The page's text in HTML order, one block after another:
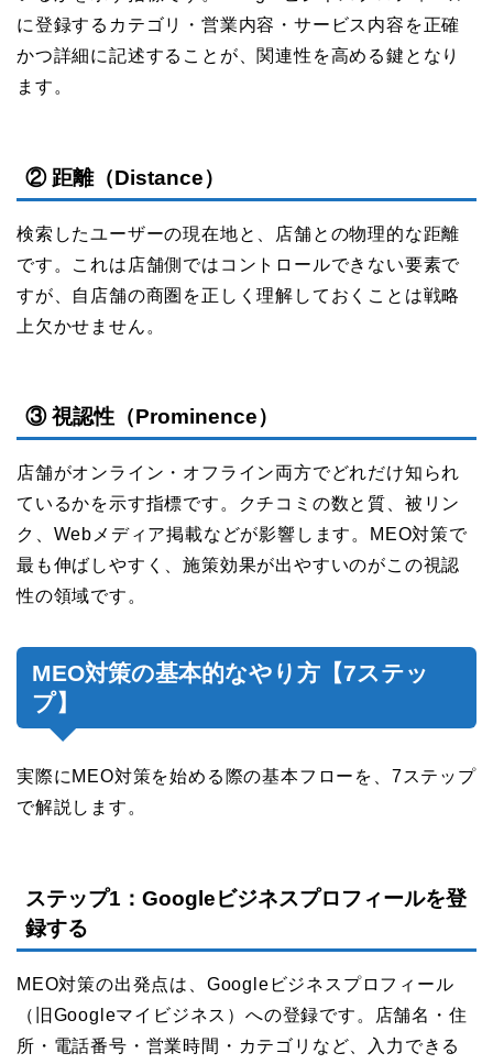
に登録するカテゴリ・営業内容・サービス内容を正確
かつ詳細に記述することが、関連性を高める鍵となり
ます。
② 距離（Distance）
検索したユーザーの現在地と、店舗との物理的な距離
です。これは店舗側ではコントロールできない要素で
すが、自店舗の商圏を正しく理解しておくことは戦略
上欠かせません。
③ 視認性（Prominence）
店舗がオンライン・オフライン両方でどれだけ知られ
ているかを示す指標です。クチコミの数と質、被リン
ク、Webメディア掲載などが影響します。MEO対策で
最も伸ばしやすく、施策効果が出やすいのがこの視認
性の領域です。
MEO対策の基本的なやり方【7ステッ
プ】
実際にMEO対策を始める際の基本フローを、7ステップ
で解説します。
ステップ1：Googleビジネスプロフィールを登
録する
MEO対策の出発点は、Googleビジネスプロフィール
（旧Googleマイビジネス）への登録です。店舗名・住
所・電話番号・営業時間・カテゴリなど、入力できる